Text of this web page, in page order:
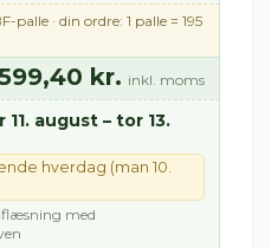
palle · din ordre: 1 palle = 195
kr. inkl. moms
11. august – tor 13.
hverdag (man 10.
med